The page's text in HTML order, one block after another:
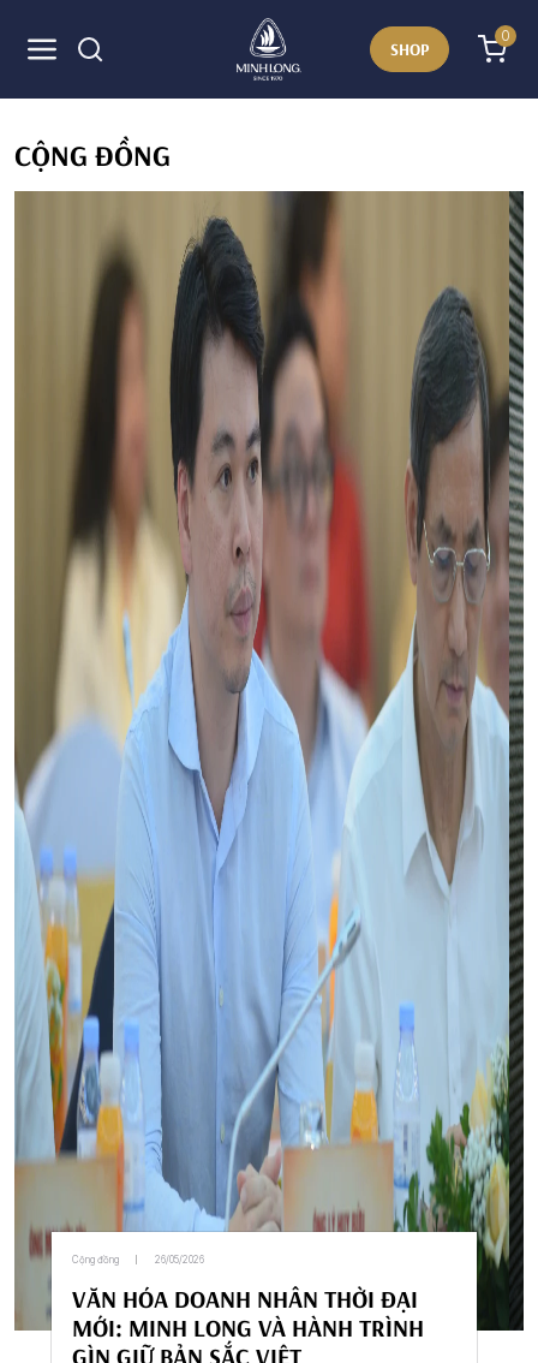
SHOP
0
CỘNG ĐỒNG
Cộng đồng 26/05/2026
VĂN HÓA DOANH NHÂN THỜI ĐẠI
MỚI: MINH LONG VÀ HÀNH TRÌNH
GÌN GIỮ BẢN SẮC VIỆT